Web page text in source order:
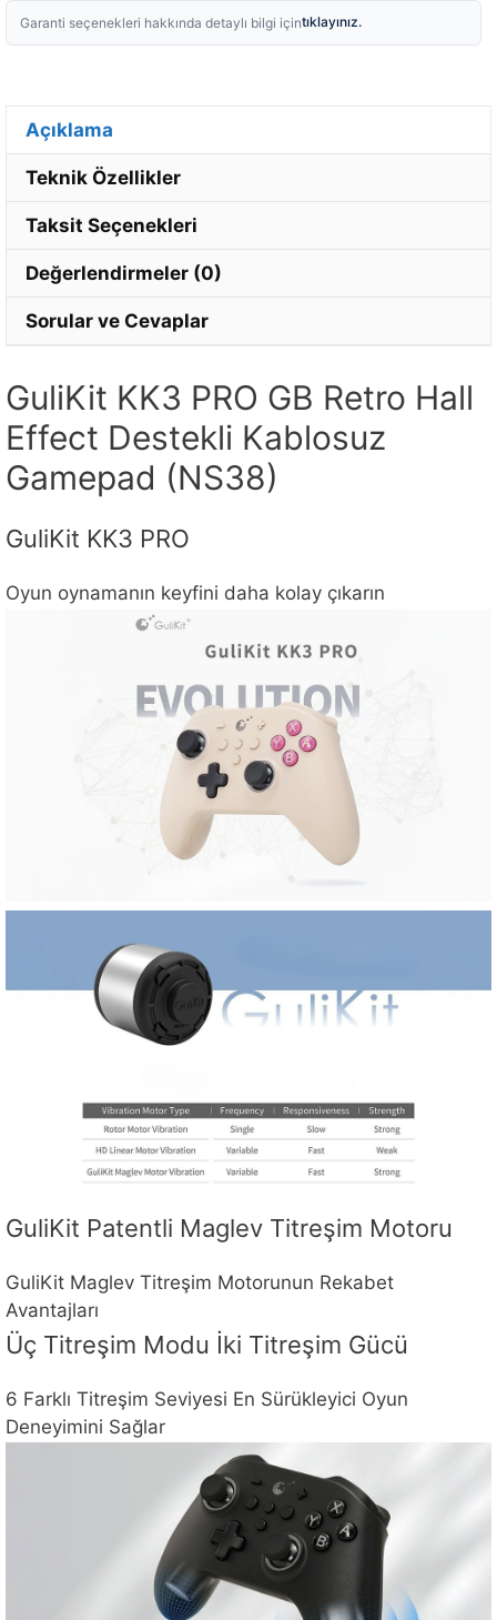
Garanti seçenekleri hakkında detaylı bilgi içintıklayınız.
Açıklama
Teknik Özellikler
Taksit Seçenekleri
Değerlendirmeler (0)
Sorular ve Cevaplar
GuliKit KK3 PRO GB Retro Hall
Effect Destekli Kablosuz
Gamepad (NS38)
GuliKit KK3 PRO
Oyun oynamanın keyfini daha kolay çıkarın
GuliKit Patentli Maglev Titreşim Motoru
GuliKit Maglev Titreşim Motorunun Rekabet
Avantajları
Üç Titreşim Modu İki Titreşim Gücü
6 Farklı Titreşim Seviyesi En Sürükleyici Oyun
Deneyimini Sağlar